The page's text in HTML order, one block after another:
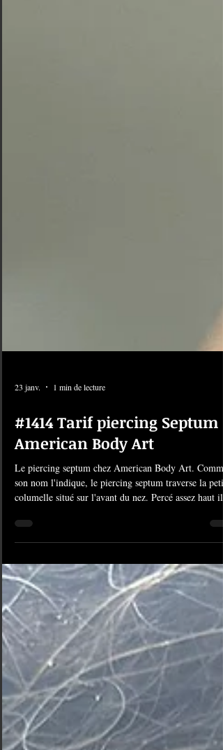
23 janv. 1 min de lecture
#1414 Tarif piercing Septum |
American Body Art
Le piercing septum chez American Body Art. Comme
l'avantage d'être discret. Surtout si vous choisissez des
anneaux adaptés à votre morphologie pour votre
septum. Réservez votre séance pour un piercing au
septum ICI. Le tarif du piercing septum : Le piercing
septum est à 55€ pour des prothèses classiques. Pour
plus d'information sur nos tarifs, consultez notre pa